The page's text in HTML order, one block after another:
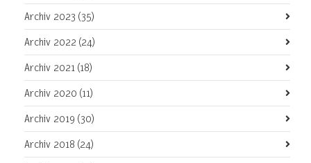
Archiv 2023 (35)
Archiv 2022 (24)
Archiv 2021 (18)
Archiv 2020 (11)
Archiv 2019 (30)
Archiv 2018 (24)